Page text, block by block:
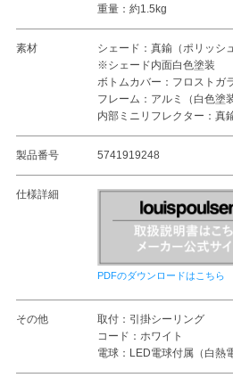
重量：約1.5kg
素材
シェード：真鍮（ポリッシ
※シェード内面白色塗装
ボトムカバー：フロストガ
フレーム：アルミ（白色塗装
内部ミニリフレクター：真
製品番号 5741919248
仕様詳細
PDFのダウンロードはこちら
その他
取付：引掛シーリング
コード：ホワイト
電球：LED電球付属（白熱